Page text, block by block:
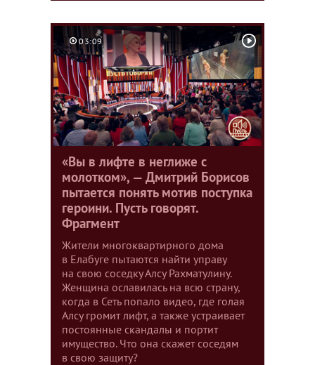
03:09
«Вы в лифте в неглиже с
молотком», — Дмитрий Борисов
пытается понять мотив поступка
героини. Пусть говорят.
Фрагмент
Жители многоквартирного дома
в Елабуге пытаются найти управу
на свою соседку Алсу Рахматулину.
Женщина ославилась на всю страну,
когда в Сеть попало видео, где голая
Алсу громит лифт, а также устраивает
постоянные скандалы и портит
имущество. Что она скажет соседям
в свою защиту?